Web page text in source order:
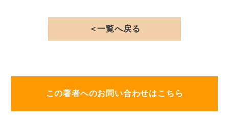
＜一覧へ戻る
この著者へのお問い合わせはこちら